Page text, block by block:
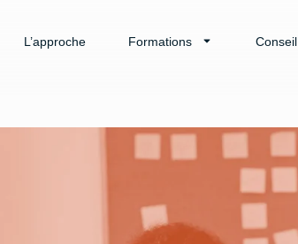
L’approche Formations Conseil